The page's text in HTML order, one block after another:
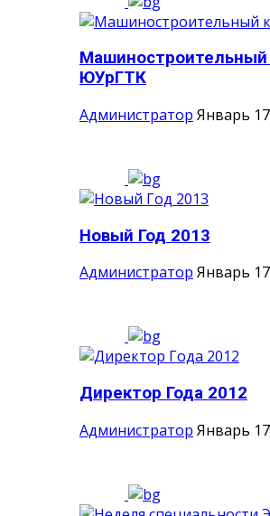
ЮУрГТК
Администратор Январь
Новый Год 2013
Администратор Январь
Директор Года 2012
Администратор Январь